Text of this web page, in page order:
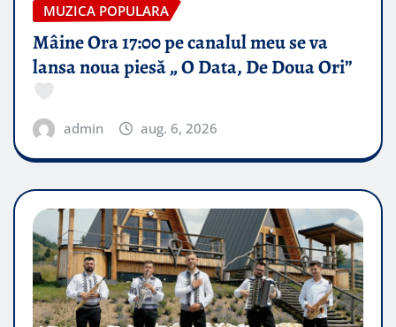
MUZICA POPULARA
Mâine Ora 17:00 pe canalul meu se va
lansa noua piesă „ O Data, De Doua Ori”
admin aug. 6, 2026